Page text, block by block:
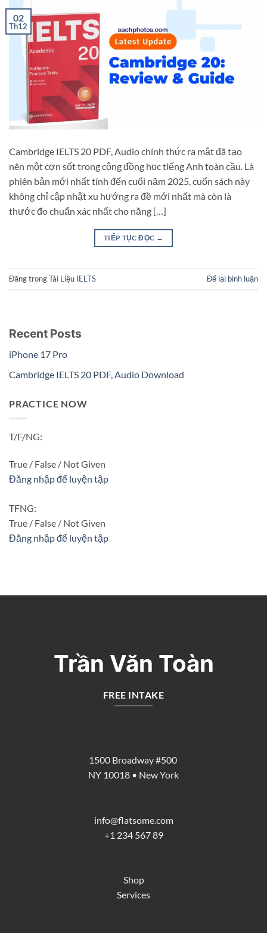
02
Th12
Cambridge IELTS 20 PDF, Audio chính thức ra mắt đã tạo
nên một cơn sốt trong cộng đồng học tiếng Anh toàn cầu. Là
phiên bản mới nhất tính đến cuối năm 2025, cuốn sách này
không chỉ cập nhật xu hướng ra đề mới nhất mà còn là
thước đo chuẩn xác nhất cho năng […]
TIẾP TỤC ĐỌC →
Đăng trongTài Liệu IELTS Để lại bình luận
Recent Posts
iPhone 17 Pro
Cambridge IELTS 20 PDF, Audio Download
PRACTICE NOW
T/F/NG:
True / False / Not Given
Đăng nhập để luyện tập
TFNG:
True / False / Not Given
Đăng nhập để luyện tập
Trần Văn Toàn
FREE INTAKE
1500 Broadway #500
NY 10018 • New York
info@flatsome.com
+1 234 567 89
Shop
Services